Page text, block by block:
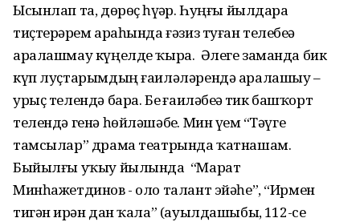
Ысынлап та, дөрөҫ һүҙҙәр. Һуңғы йылдарҙа
тиҫтерҙәрем араһында ғәзиз туған телебеҙҙә
аралашмау күңелде ҡыра. Әлеге заманда бик
күп луҫтарымдың ғаиләләрендә аралашыу –
урыҫ телендә бара. Беҙ ғаиләбеҙҙә тик башҡорт
телендә генә һөйләшәбеҙ. Мин үҙем “Тәүге
тамсылар” драма театрында ҡатнашам.
Быйылғы уҡыу йылында “Марат
Минһажетдинов - оло талант эйәһе”, “Ирмен
тигән ирҙән дан ҡала” (ауылдашыбыҙ, 112-се